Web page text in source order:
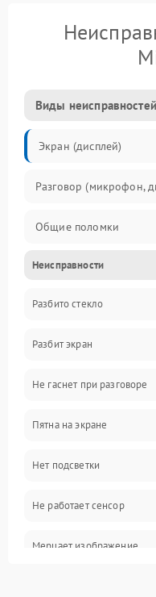
Виды неисправностей
Экран (дисплей)
Разговор (микрофон,
Общие поломки
Проблемы связи
Камеры
Проблемы с дисплеем
Зарядка
Проблемы с питанием,
Проблемы с работой
Неисправности
Разбито стекло
Разбит экран
Не гаснет при разговоре
Пятна на экране
Нет подсветки
Не работает сенсор
Мерцает изображение